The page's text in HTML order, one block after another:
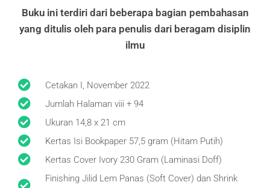
Buku ini terdiri dari beberapa bagian pembahasan
yang ditulis oleh para penulis dari beragam disiplin
ilmu
Cetakan I, November 2022
Jumlah Halaman viii + 94
Ukuran 14,8 x 21 cm
Kertas Isi Bookpaper 57,5 gram (Hitam Putih)
Kertas Cover Ivory 230 Gram (Laminasi Doff)
Finishing Jilid Lem Panas (Soft Cover) dan Shrink